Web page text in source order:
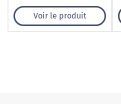
Voir le produit